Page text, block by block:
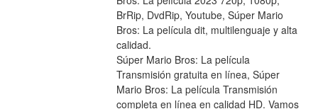
BrRip, DvdRip, Youtube, Súper Mario
Bros: La película dit, multilenguaje y alta
calidad.
Súper Mario Bros: La película
Transmisión gratuita en línea, Súper
Mario Bros: La película Transmisión
completa en línea en calidad HD. Vamos